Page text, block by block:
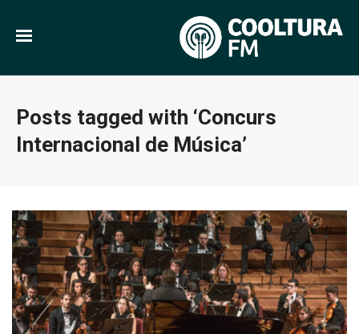
Posts tagged with ‘Concurs
Internacional de Música’